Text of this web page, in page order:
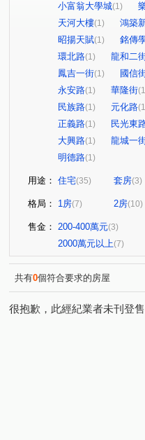
小富翁大學城(1)
天河大樓(1) 鴻築
昭揚天賦(1) 銘傳
環北路(1) 龍和二
鳳吉一街(1) 國信
永安路(1) 華隆街
民族路(1) 元化路
正義路(1) 民光東
大興路(1) 龍城一
明德路(1)
用途： 住宅(35) 套房(3)
格局： 1房(7) 2房(10)
售金： 200-400萬元(3)
2000萬元以上(7)
共有0個符合要求的房屋
很抱歉，此經紀業者未刊登售